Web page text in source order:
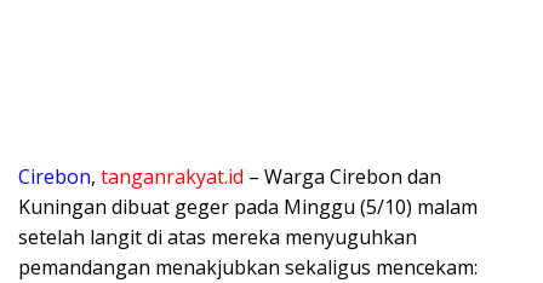
Cirebon, tanganrakyat.id – Warga Cirebon dan
Kuningan dibuat geger pada Minggu (5/10) malam
setelah langit di atas mereka menyuguhkan
pemandangan menakjubkan sekaligus mencekam: